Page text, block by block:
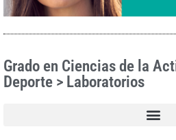
Grado en Ciencias de la
Deporte > Laboratorios